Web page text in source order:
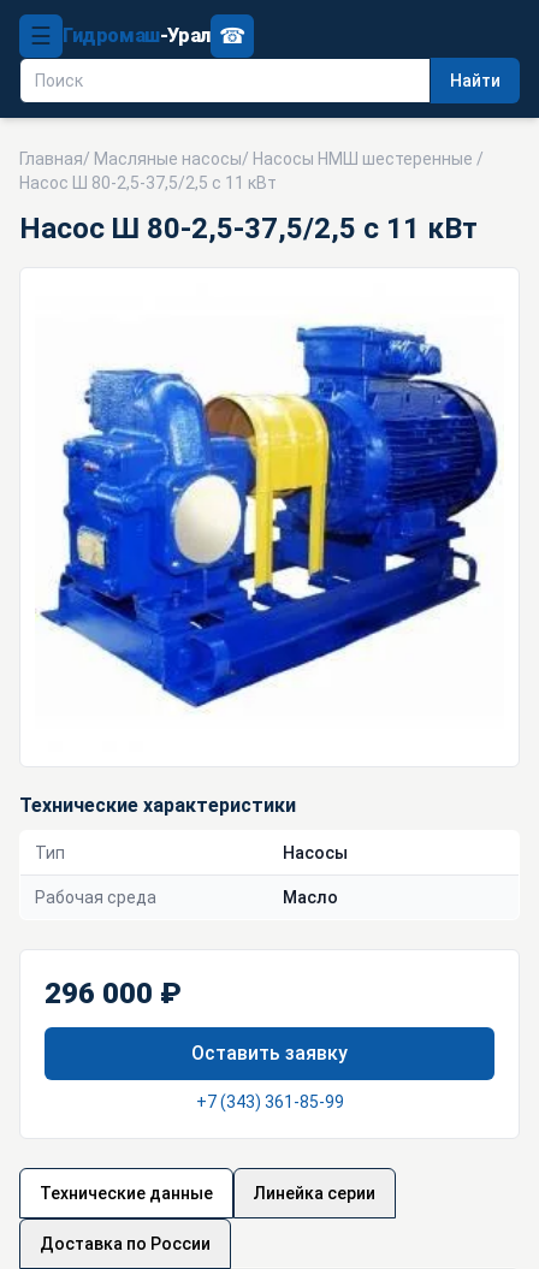
☰ Гидромаш-Урал
Найти
☎
Главная/ Масляные насосы/ Насосы НМШ шестеренные /
Насос Ш 80-2,5-37,5/2,5 с 11 кВт
Насос Ш 80-2,5-37,5/2,5 с 11 кВт
Технические характеристики
Тип Насосы
Рабочая среда Масло
296 000 ₽
Оставить заявку
+7 (343) 361-85-99
Технические данные Линейка серии
Доставка по России